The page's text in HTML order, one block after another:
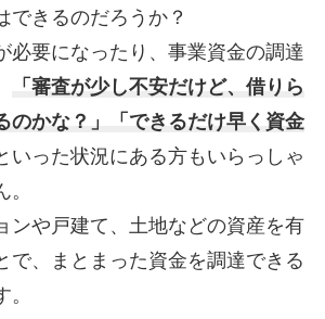
できるのだろうか？
必要になったり、事業資金の調達
「審査が少し不安だけど、借りら
かな？」
「できるだけ早く資金
いった状況にある方もいらっしゃ
ンや戸建て、土地などの資産を有
で、まとまった資金を調達できる